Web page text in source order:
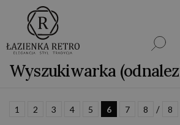
Wyszukiwarka
1 2 3 4 5 6 7 8 / 8